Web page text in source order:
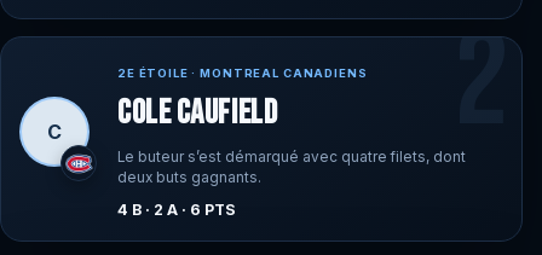
2
C
2E ÉTOILE · MONTREAL CANADIENS
Cole Caufield
Le buteur s’est démarqué avec quatre filets, dont
deux buts gagnants.
4 B · 2 A · 6 PTS